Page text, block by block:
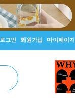
로그인 회원가입 마이페이지